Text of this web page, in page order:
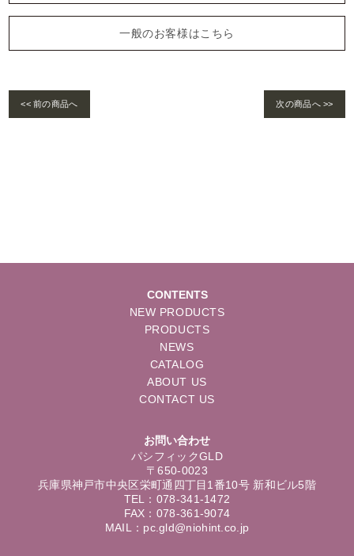
一般のお客様はこちら
<< 前の商品へ 次の商品へ >>
CONTENTS
NEW PRODUCTS
PRODUCTS
NEWS
CATALOG
ABOUT US
CONTACT US
お問い合わせ
パシフィックGLD
〒650-0023
兵庫県神戸市中央区栄町通四丁目1番10号 新和ビル5階
TEL：078-341-1472
FAX：078-361-9074
MAIL：pc.gld@niohint.co.jp